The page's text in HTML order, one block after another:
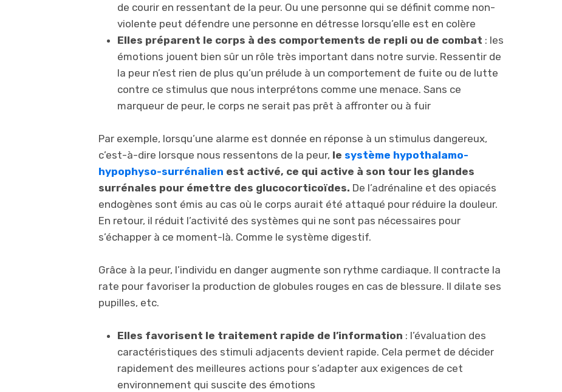
de courir en ressentant de la peur. Ou une personne qui se définit comme non-
violente peut défendre une personne en détresse lorsqu’elle est en colère
Elles préparent le corps à des comportements de repli ou de combat : les
émotions jouent bien sûr un rôle très important dans notre survie. Ressentir de
la peur n’est rien de plus qu’un prélude à un comportement de fuite ou de lutte
contre ce stimulus que nous interprétons comme une menace. Sans ce
marqueur de peur, le corps ne serait pas prêt à affronter ou à fuir
Par exemple, lorsqu’une alarme est donnée en réponse à un stimulus dangereux,
c’est-à-dire lorsque nous ressentons de la peur, le système hypothalamo-
hypophyso-surrénalien est activé, ce qui active à son tour les glandes
surrénales pour émettre des glucocorticoïdes. De l’adrénaline et des opiacés
endogènes sont émis au cas où le corps aurait été attaqué pour réduire la douleur.
En retour, il réduit l’activité des systèmes qui ne sont pas nécessaires pour
s’échapper à ce moment-là. Comme le système digestif.
Grâce à la peur, l’individu en danger augmente son rythme cardiaque. Il contracte la
rate pour favoriser la production de globules rouges en cas de blessure. Il dilate ses
pupilles, etc.
Elles favorisent le traitement rapide de l’information : l’évaluation des
caractéristiques des stimuli adjacents devient rapide. Cela permet de décider
rapidement des meilleures actions pour s’adapter aux exigences de cet
environnement qui suscite des émotions